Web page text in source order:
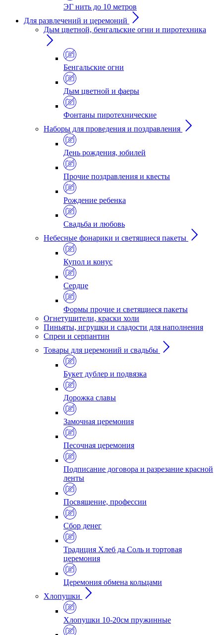
ЭГ нить до 10 метров
Для развлечений и церемоний
Дым цветной, бенгальские огни и пиротехника
Бенгальские огни
Дым цветной и фаеры
Фонтаны пиротехнические
Наборы для проведения и поздравления
День рождения, юбилей
Прочие поздравления и квесты
Рождение ребенка
Свадьба и любовь
Небесные фонарики и светящиеся пакеты
Купол и конус
Сердце
Формы прочие и светящиеся пакеты
Огнетушители, краски холи
Пиньяты, игрушки и сладости для наполнения
Спреи и серпантин
Товары для церемоний и свадьбы
Букет дублер и подвязка
Дорожка славы
Замочная церемония
Песочная церемония
Подписание договора и разрезание красной
ленты
Посвящение, профессии
Сбор денег
Традиция Хлеб да Соль и тортовая
церемония
Церемония обмена кольцами
Хлопушки
Хлопушки 10-20см пружинные